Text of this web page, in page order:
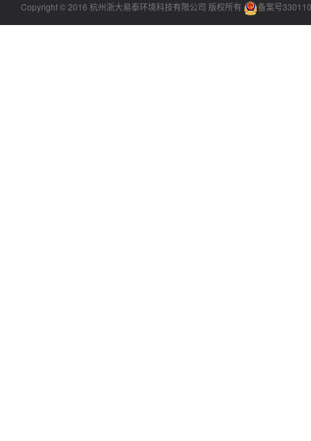
Copyright © 2016 杭州浙大易泰环境科技有限公司 版权所有 备案号